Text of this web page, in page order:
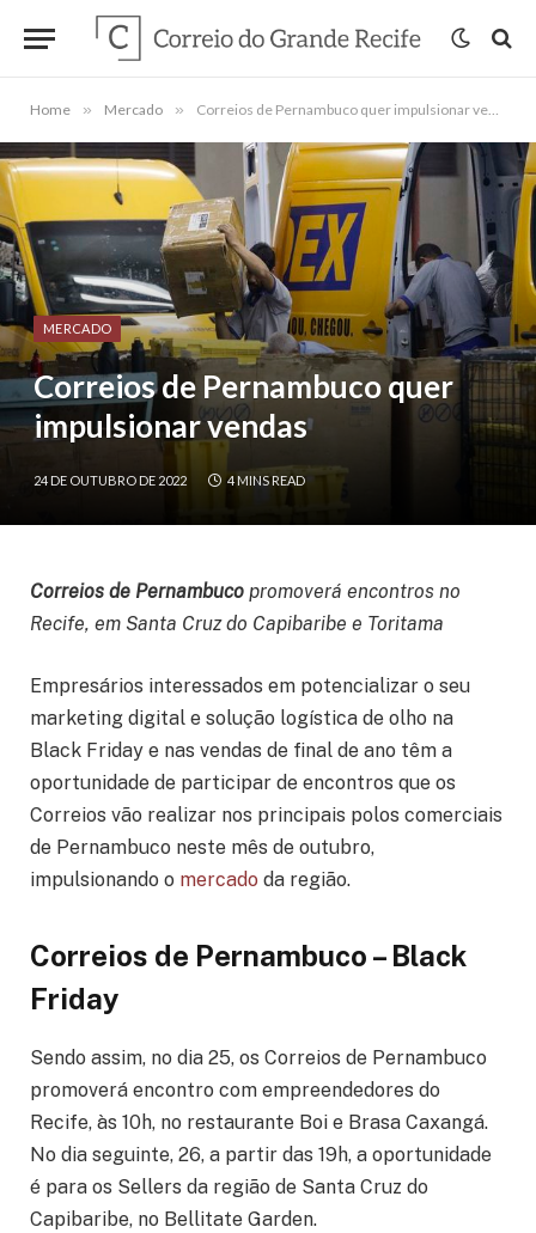
Home » Mercado » Correios de Pernambuco quer impulsionar vendas
MERCADO
Correios de Pernambuco quer
impulsionar vendas
24 DE OUTUBRO DE 2022 4 MINS READ
Correios de Pernambuco promoverá encontros no
Recife, em Santa Cruz do Capibaribe e Toritama
Empresários interessados em potencializar o seu
marketing digital e solução logística de olho na
Black Friday e nas vendas de final de ano têm a
oportunidade de participar de encontros que os
Correios vão realizar nos principais polos comerciais
de Pernambuco neste mês de outubro,
impulsionando o mercado da região.
Correios de Pernambuco – Black
Friday
Sendo assim, no dia 25, os Correios de Pernambuco
promoverá encontro com empreendedores do
Recife, às 10h, no restaurante Boi e Brasa Caxangá.
No dia seguinte, 26, a partir das 19h, a oportunidade
é para os Sellers da região de Santa Cruz do
Capibaribe, no Bellitate Garden.